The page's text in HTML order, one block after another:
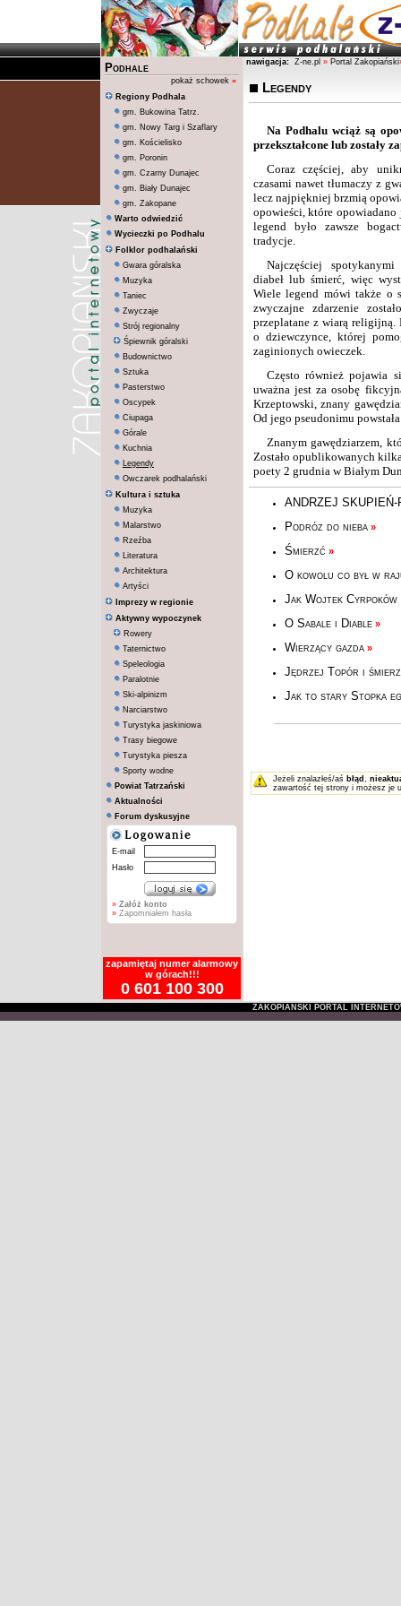
Podhale
pokaż schowek »
Regiony Podhala
gm. Bukowina Tatrz.
gm. Nowy Targ i Szaflary
gm. Kościelisko
gm. Poronin
gm. Czarny Dunajec
gm. Biały Dunajec
gm. Zakopane
Warto odwiedzić
Wycieczki po Podhalu
Folklor podhalański
Gwara góralska
Muzyka
Taniec
Zwyczaje
Strój regionalny
Śpiewnik góralski
Budownictwo
Sztuka
Pasterstwo
Oscypek
Ciupaga
Górale
Kuchnia
Legendy
Owczarek podhalański
Kultura i sztuka
Muzyka
Malarstwo
Rzeźba
Literatura
Architektura
Artyści
Imprezy w regionie
Aktywny wypoczynek
Rowery
Taternictwo
Speleologia
Paralotnie
Ski-alpinizm
Narciarstwo
Turystyka jaskiniowa
Trasy biegowe
Turystyka piesza
Sporty wodne
Powiat Tatrzański
Aktualności
Forum dyskusyjne
E-mail
Hasło
» Załóż konto
» Zapomniałem hasła
zapamiętaj numer alarmowy
w górach!!!
0 601 100 300
nawigacja: Z-ne.pl » Portal Zakopiański
Legendy
Na Podhalu wciąż są
przekształcone lub zostały
Coraz częściej, aby
czasami nawet tłumaczy z
lecz najpiękniej brzmią
opowieści, które
legend było zawsze
tradycje.
Najczęściej
diabeł lub śmierć, więc
Wiele legend mówi także o
zwyczajne zdarzenie
przeplatane z wiarą religijną.
o dziewczynce, której
zaginionych owieczek.
Często również pojawia
uważna jest za osobę
Krzeptowski, znany
Od jego pseudonimu
Znanym gawędziarzem,
Zostało opublikowanych
poety 2 grudnia w Białym
ANDRZEJ
Podróz do nieba »
Śmierzć »
O kowolu co był w
Jak Wojtek Cyrpoków
O Sabale i Diable »
Wierzący gazda »
Jędrzej Topór i
Jak to stary Stopka
Jeżeli znalazłeś/aś błąd ,
zawartość tej strony i możesz je
ZAKOPIAŃSKI PORTAL